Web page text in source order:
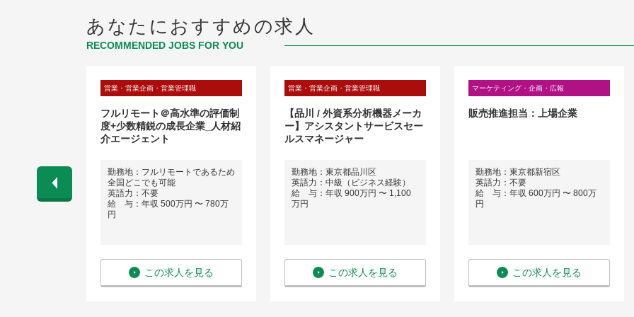
あなたにおすすめの求人
RECOMMENDED JOBS FOR YOU
営業・営業企画・営業管理職
フルリモート＠高水準の評価制
度+少数精鋭の成長企業_人材紹
介エージェント
勤務地：フルリモートであるため
全国どこでも可能
英語力：不要
給 与：年収 500万円 〜 780万
円
この求人を見る
営業・営業企画・営業管理職
【品川 / 外資系分析機器メーカ
ー】アシスタントサービスセー
ルスマネージャー
勤務地：東京都品川区
英語力：中級（ビジネス経験）
給 与：年収 900万円 〜 1,100
万円
この求人を見る
マーケティング・企画・広報
販売推進担当：上場企業
勤務地：東京都新宿区
英語力：不要
給 与：年収 600万円 〜 800万
円
この求人を見る